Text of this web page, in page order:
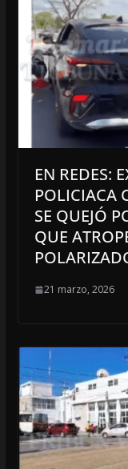
EN REDES:
POLICIACA
SE QUEJÓ
QUE
21 marzo, 2026